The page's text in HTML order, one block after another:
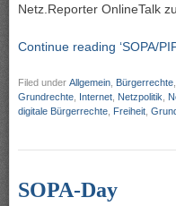
Netz.Reporter OnlineTalk
Continue reading ‘SOPA/
Filed under Allgemein Bürgerrechte
Grundrechte Internet Netzpolitik
digitale Bürgerrechte Freiheit
SOPA-Day